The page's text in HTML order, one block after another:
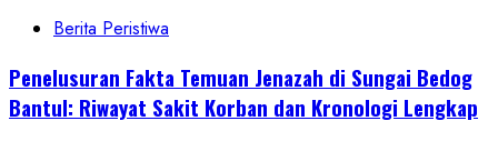
Mobile
Polda
DIY
Berita Peristiwa
Penelusuran Fakta Temuan Jenazah di Sungai Bedog
Bantul: Riwayat Sakit Korban dan Kronologi Lengkap